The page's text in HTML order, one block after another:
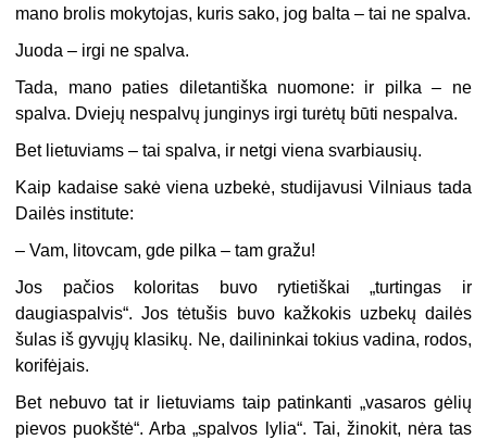
mano brolis mokytojas, kuris sako, jog balta – tai ne spalva.
Juoda – irgi ne spalva.
Tada, mano paties diletantiška nuomone: ir pilka – ne
spalva. Dviejų nespalvų junginys irgi turėtų būti nespalva.
Bet lietuviams – tai spalva, ir netgi viena svarbiausių.
Kaip kadaise sakė viena uzbekė, studijavusi Vilniaus tada
Dailės institute:
– Vam, litovcam, gde pilka – tam gražu!
Jos pačios koloritas buvo rytietiškai „turtingas ir
daugiaspalvis“. Jos tėtušis buvo kažkokis uzbekų dailės
šulas iš gyvųjų klasikų. Ne, dailininkai tokius vadina, rodos,
korifėjais.
Bet nebuvo tat ir lietuviams taip patinkanti „vasaros gėlių
pievos puokštė“. Arba „spalvos lylia“. Tai, žinokit, nėra tas